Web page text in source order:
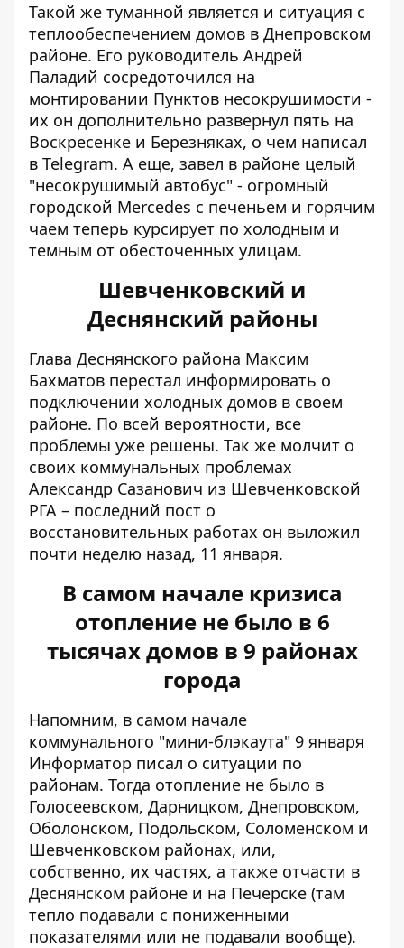
Такой же туманной является и ситуация с
теплообеспечением домов в Днепровском
районе. Его руководитель Андрей
Паладий сосредоточился на
монтировании Пунктов несокрушимости -
их он дополнительно развернул пять на
Воскресенке и Березняках, о чем написал
в Telegram. А еще, завел в районе целый
"несокрушимый автобус" - огромный
городской Mercedes с печеньем и горячим
чаем теперь курсирует по холодным и
темным от обесточенных улицам.
Шевченковский и
Деснянский районы
Глава Деснянского района Максим
Бахматов перестал информировать о
подключении холодных домов в своем
районе. По всей вероятности, все
проблемы уже решены. Так же молчит о
своих коммунальных проблемах
Александр Сазанович из Шевченковской
РГА – последний пост о
восстановительных работах он выложил
почти неделю назад, 11 января.
В самом начале кризиса
отопление не было в 6
тысячах домов в 9 районах
города
Напомним, в самом начале
коммунального "мини-блэкаута" 9 января
Информатор писал о ситуации по
районам. Тогда отопление не было в
Голосеевском, Дарницком, Днепровском,
Оболонском, Подольском, Соломенском и
Шевченковском районах, или,
собственно, их частях, а также отчасти в
Деснянском районе и на Печерске (там
тепло подавали с пониженными
показателями или не подавали вообще).